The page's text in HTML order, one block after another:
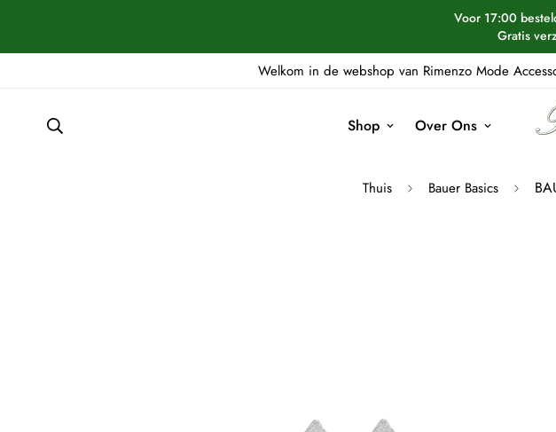
Voor 17:00
Gratis
Welkom in de webshop van Rimenzo Mode
Shop Over Ons
Thuis Bauer Basics